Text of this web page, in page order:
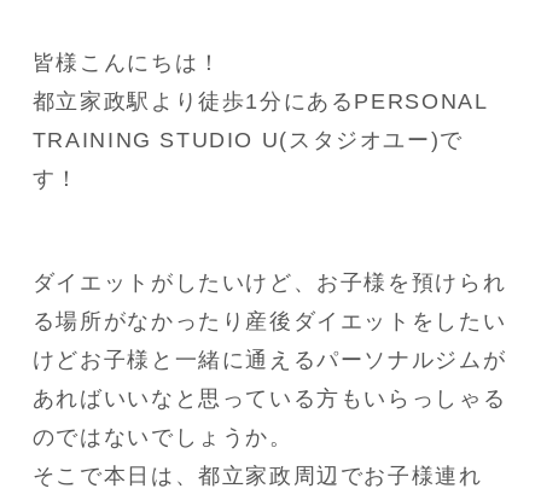
皆様こんにちは！
都立家政駅より徒歩1分にあるPERSONAL
TRAINING STUDIO U(スタジオユー)で
す！
ダイエットがしたいけど、お子様を預けられ
る場所がなかったり産後ダイエットをしたい
けどお子様と一緒に通えるパーソナルジムが
あればいいなと思っている方もいらっしゃる
のではないでしょうか。
そこで本日は、都立家政周辺でお子様連れ